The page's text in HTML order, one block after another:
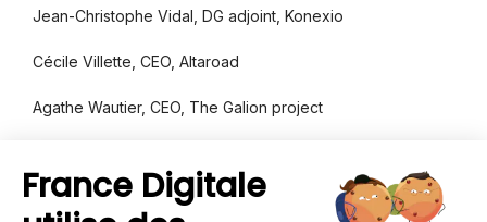
Jean-Christophe Vidal, DG adjoint, Konexio
Cécile Villette, CEO, Altaroad
Agathe Wautier, CEO, The Galion project
Mirakl
France Digitale